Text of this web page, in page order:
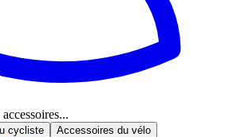
cycliste Accessoires du vélo